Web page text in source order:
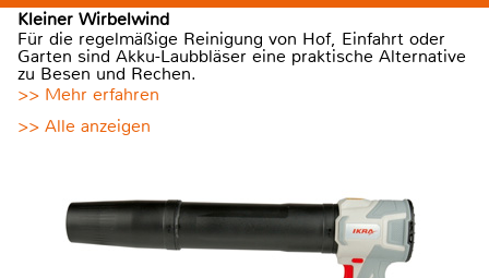
Kleiner Wirbelwind
Für die regelmäßige Reinigung von Hof, Einfahrt oder
Garten sind Akku-Laubbläser eine praktische Alternative
zu Besen und Rechen.
>> Mehr erfahren
>> Alle anzeigen